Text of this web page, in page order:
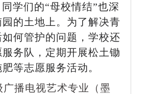
学们的“母校情结”也深
的土地上。为了解决青
何管护的问题，学校还
务队，定期开展松土锄
等志愿服务活动。
播电视艺术专业（墨